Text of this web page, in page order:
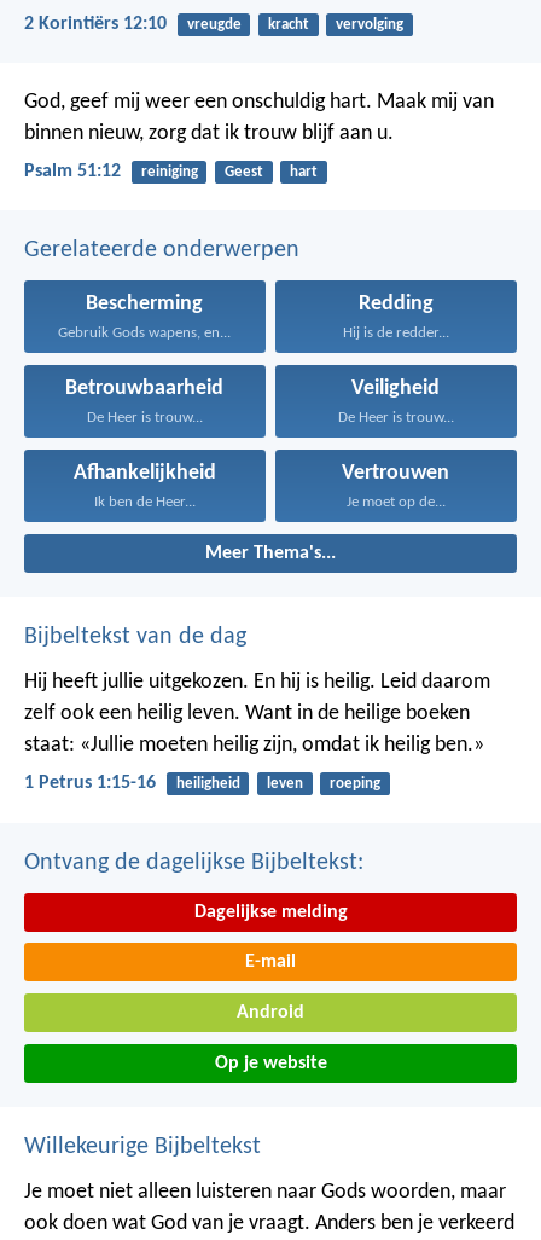
2 Korintiërs 12:10 vreugde kracht vervolging
God, geef mij weer een onschuldig hart. Maak mij van
binnen nieuw, zorg dat ik trouw blijf aan u.
Psalm 51:12 reiniging Geest hart
Gerelateerde onderwerpen
Bescherming
Gebruik Gods wapens, en...
Redding
Hij is de redder...
Betrouwbaarheid
De Heer is trouw...
Veiligheid
De Heer is trouw...
Afhankelijkheid
Ik ben de Heer...
Vertrouwen
Je moet op de...
Meer Thema's...
Bijbeltekst van de dag
Hij heeft jullie uitgekozen. En hij is heilig. Leid daarom
zelf ook een heilig leven. Want in de heilige boeken
staat: «Jullie moeten heilig zijn, omdat ik heilig ben.»
1 Petrus 1:15-16 heiligheid leven roeping
Ontvang de dagelijkse Bijbeltekst:
Dagelijkse melding
E-mail
Android
Op je website
Willekeurige Bijbeltekst
Je moet niet alleen luisteren naar Gods woorden, maar
ook doen wat God van je vraagt. Anders ben je verkeerd